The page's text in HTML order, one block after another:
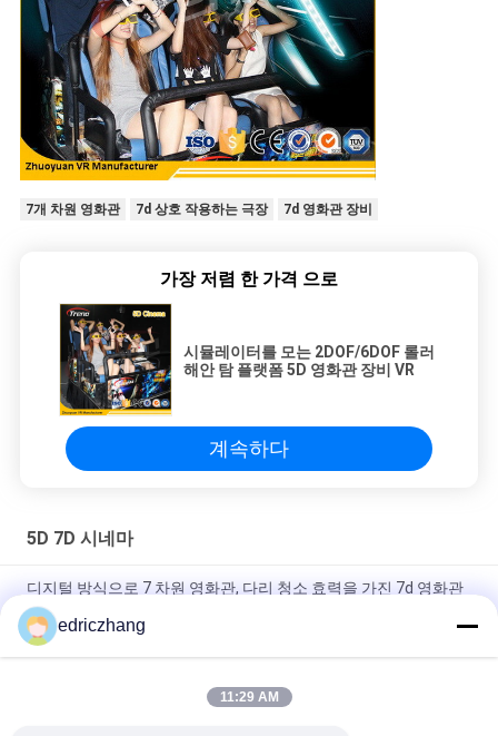
7개 차원 영화관 7d 상호 작용하는 극장 7d 영화관 장비
가장 저렴 한 가격 으로
시뮬레이터를 모는 2DOF/6DOF 롤러
해안 탐 플랫폼 5D 영화관 장비 VR
계속하다
5D 7D 시네마
디지털 방식으로 7 차원 영화관, 다리 청소 효력을 가진 7d 영화관
극장
6 스크린 전시 체계를 가진 DOF 테마 파크 오락 7D 영화관
5.1 채널 오디오를 가진 굉장한 총격사건 게임 7D 영화관 6/8개의
edriczhang
11:29 AM